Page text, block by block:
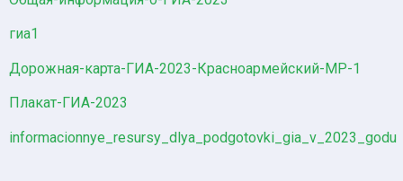
гиа1
Дорожная-карта-ГИА-2023-Красноармейский-МР-1
Плакат-ГИА-2023
informacionnye_resursy_dlya_podgotovki_gia_v_2023_godu